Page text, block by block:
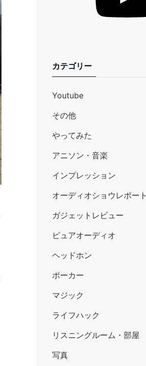
カテゴリー
Youtube
その他
やってみた
アニソン・音楽
インプレッション
オーディオショウレポート
ガジェットレビュー
ピュアオーディオ
ヘッドホン
ポーカー
マジック
ライフハック
リスニングルーム・部屋
写真